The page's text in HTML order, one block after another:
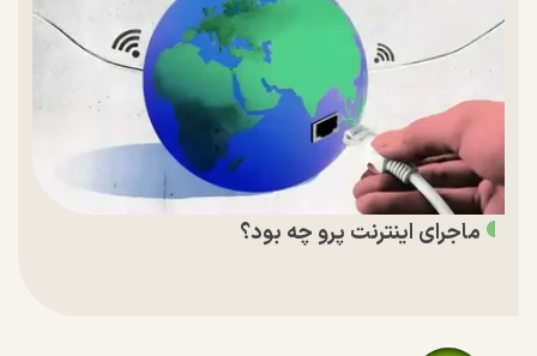
ماجرای اینترنت پرو چه بود؟